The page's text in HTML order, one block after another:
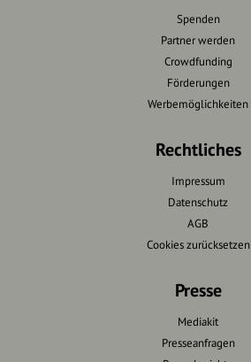
Spenden
Partner werden
Crowdfunding
Förderungen
Werbemöglichkeiten
Rechtliches
Impressum
Datenschutz
AGB
Cookies zurücksetzen
Presse
Mediakit
Presseanfragen